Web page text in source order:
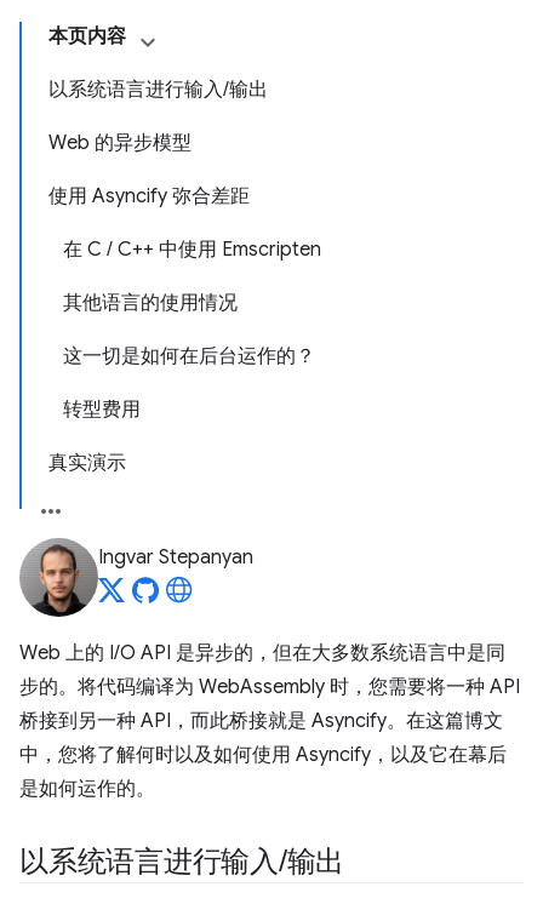
本页内容
以系统语言进行输入/输出
Web 的异步模型
使用 Asyncify 弥合差距
在 C / C++ 中使用 Emscripten
其他语言的使用情况
这一切是如何在后台运作的？
转型费用
真实演示
Ingvar Stepanyan
Web 上的 I/O API 是异步的，但在大多数系统语言中是同
步的。将代码编译为 WebAssembly 时，您需要将一种 API
桥接到另一种 API，而此桥接就是 Asyncify。在这篇博文
中，您将了解何时以及如何使用 Asyncify，以及它在幕后
是如何运作的。
以系统语言进行输入/输出